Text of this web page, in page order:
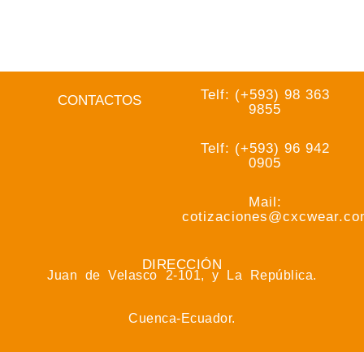
CONTACTOS
Telf: (+593) 98 363
9855
Telf: (+593) 96 942
0905
Mail:
DIRECCIÓN
Juan de Velasco 2-101, y La República.
Cuenca-Ecuador.